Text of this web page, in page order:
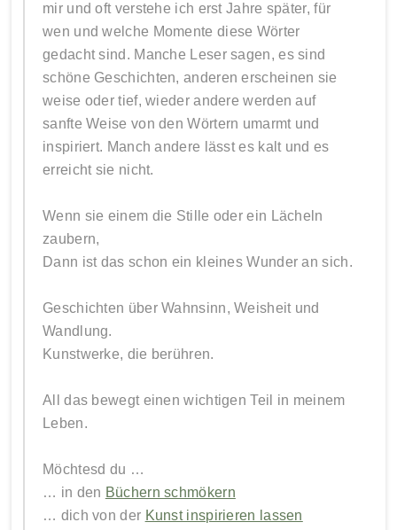
mir und oft verstehe ich erst Jahre später, für
wen und welche Momente diese Wörter
gedacht sind. Manche Leser sagen, es sind
schöne Geschichten, anderen erscheinen sie
weise oder tief, wieder andere werden auf
sanfte Weise von den Wörtern umarmt und
inspiriert. Manch andere lässt es kalt und es
erreicht sie nicht.
Wenn sie einem die Stille oder ein Lächeln
zaubern,
Dann ist das schon ein kleines Wunder an sich.
Geschichten über Wahnsinn, Weisheit und
Wandlung.
Kunstwerke, die berühren.
All das bewegt einen wichtigen Teil in meinem
Leben.
Möchtesd du …
… in den Büchern schmökern
… dich von der Kunst inspirieren lassen